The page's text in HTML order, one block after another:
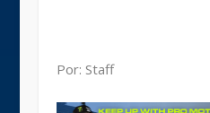
Por: Staff